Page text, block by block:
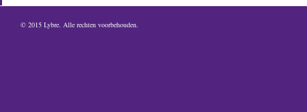
© 2015 Lybre. Alle rechten voorbehouden.